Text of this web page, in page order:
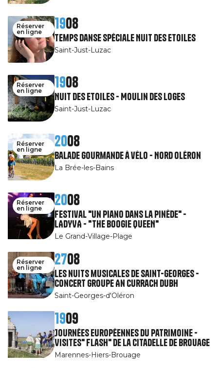
Réserver
en ligne
1908
Temps Danse spéciale Nuit des Etoiles
Saint-Just-Luzac
Réserver
en ligne
1908
Nuit des Etoiles - Moulin des Loges
Saint-Just-Luzac
Réserver
en ligne
2008
Balade gourmande à vélo - Nord Oléron
La Brée-les-Bains
Réserver
en ligne
2008
Festival "Un piano dans la pinède" -
LADYVA - "THE BOOGIE QUEEN"
Le Grand-Village-Plage
Réserver
en ligne
2708
Les nuits musicales de Saint-Georges -
Concert groupe An Currach Dubh
Saint-Georges-d'Oléron
1909
Journées Européennes du Patrimoine -
Visites" Flash" de la citadelle de Brouage
Marennes-Hiers-Brouage